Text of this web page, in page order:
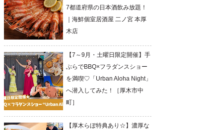
7都道府県の日本酒飲み放題！
｜海鮮個室居酒屋 二ノ宮 本厚
木店
【7～9月・土曜日限定開催】手
ぶらでBBQ×フラダンスショー
を満喫♡「Urban Aloha Night」
へ潜入してみた！［厚木市中
町］
【厚木らぼ特典あり☆】濃厚な